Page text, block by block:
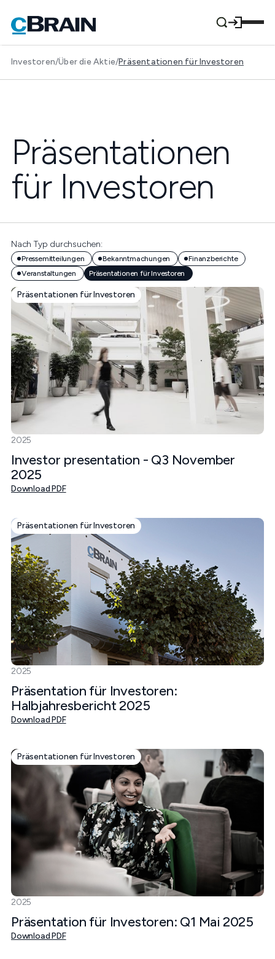
Investoren/Über die Aktie/Präsentationen für Investoren
Präsentationen
für Investoren
Nach Typ durchsuchen:
Pressemitteilungen Bekanntmachungen
Finanzberichte
Veranstaltungen
Präsentationen für Investoren
Präsentationen für Investoren
2025
Investor presentation - Q3 November
2025
Download PDF
Präsentationen für Investoren
2025
Präsentation für Investoren:
Halbjahresbericht 2025
Download PDF
Präsentationen für Investoren
2025
Präsentation für Investoren: Q1 Mai 2025
Download PDF